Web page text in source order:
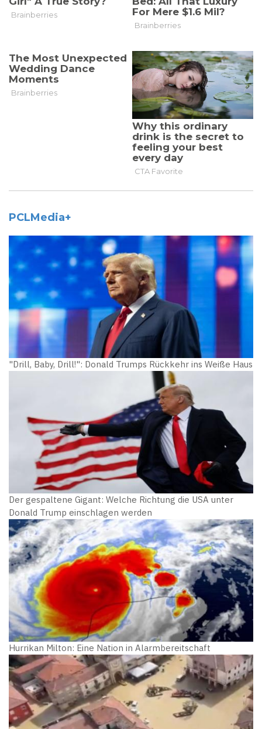
PCLMedia+
"Drill, Baby, Drill!": Donald Trumps Rückkehr ins Weiße Haus
Der gespaltene Gigant: Welche Richtung die USA unter
Donald Trump einschlagen werden
Hurrikan Milton: Eine Nation in Alarmbereitschaft